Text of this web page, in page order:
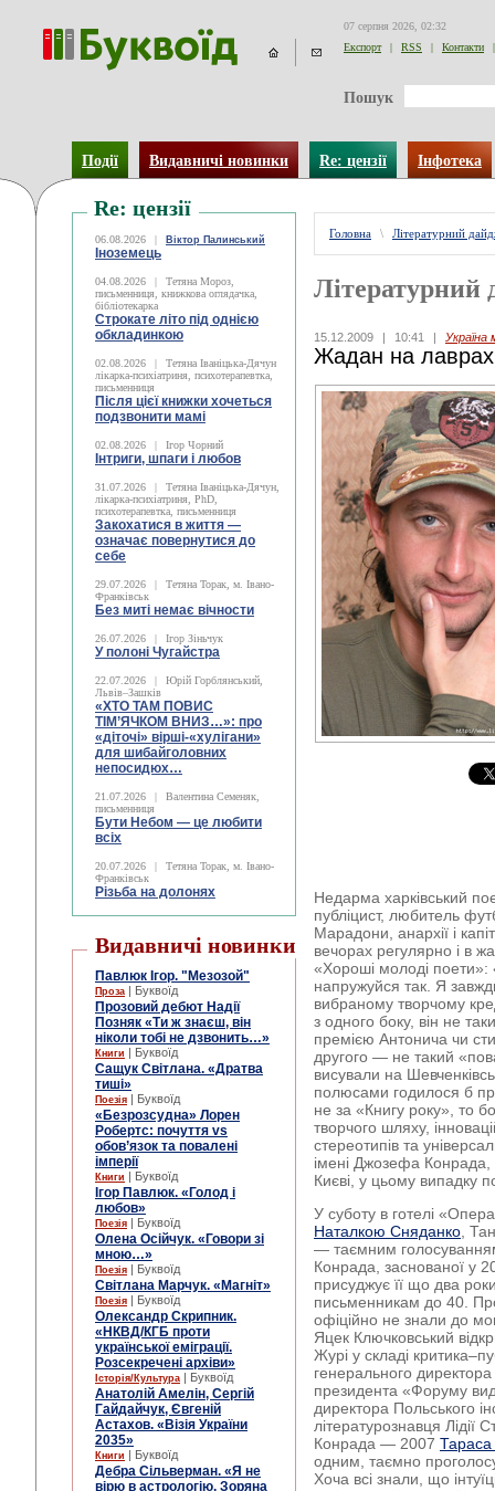
07 серпня 2026, 02:32
Експорт
| RSS | Контакти |
Пошук
Події Видавничі новинки Re: цензії Інфотека
Re: цензії
06.08.2026 | Віктор Палинський
Іноземець
04.08.2026 |
Тетяна Мороз,
письменниця, книжкова оглядачка,
бібліотекарка
Строкате літо під однією
обкладинкою
02.08.2026 |
Тетяна Іваніцька-Дячун
лікарка-психіатриня, психотерапевтка,
письменниця
Після цієї книжки хочеться
подзвонити мамі
02.08.2026 | Ігор Чорний
Інтриги, шпаги і любов
31.07.2026 |
Тетяна Іваніцька-Дячун,
лікарка-психіатриня, PhD,
психотерапевтка, письменниця
Закохатися в життя —
означає повернутися до
себе
29.07.2026 |
Тетяна Торак, м. Івано-
Франківськ
Без миті немає вічности
26.07.2026 | Ігор Зіньчук
У полоні Чугайстра
22.07.2026 |
Юрій Горблянський,
Львів–Зашків
«ХТО ТАМ ПОВИС
ТІМ’ЯЧКОМ ВНИЗ…»: про
«діточі» вірші-«хулігани»
для шибайголовних
непосидюх…
21.07.2026 |
Валентина Семеняк,
письменниця
Бути Небом ― це любити
всіх
20.07.2026 |
Тетяна Торак, м. Івано-
Франківськ
Різьба на долонях
Видавничі новинки
Павлюк Ігор. "Мезозой"
Проза | Буквоїд
Прозовий дебют Надії
Позняк «Ти ж знаєш, він
ніколи тобі не дзвонить…»
Книги | Буквоїд
Сащук Світлана. «Дратва
тиші»
Поезія | Буквоїд
«Безрозсудна» Лорен
Робертс: почуття vs
обов’язок та повалені
імперії
Книги | Буквоїд
Ігор Павлюк. «Голод і
любов»
Поезія | Буквоїд
Олена Осійчук. «Говори зі
мною…»
Поезія | Буквоїд
Світлана Марчук. «Магніт»
Поезія | Буквоїд
Олександр Скрипник.
«НКВД/КГБ проти
української еміграції.
Розсекречені архіви»
Історія/Культура | Буквоїд
Анатолій Амелін, Сергій
Гайдайчук, Євгеній
Астахов. «Візія України
2035»
Книги | Буквоїд
Дебра Сільверман. «Я не
вірю в астрологію. Зоряна
Головна \ Літературний
Літературний
15.12.2009 | 10:41 | Україна
Жадан на лаврах
Недарма харківський
публіцист, любитель
Марадони, анархії і
вечорах регулярно і в
«Хороші молоді
напружуйся так. Я
вибраному творчому
з одного боку, він не
премією Антонича чи
другого — не такий
висували на
полюсами годилося б
не за «Книгу року», то
творчого шляху,
стереотипів та
імені Джозефа Конрада,
Києві, у цьому випадку
У суботу в готелі
Наталкою Сняданко ,
— таємним
Конрада, заснованої у
присуджує її що два
письменникам до 40.
офіційно не знали до
Яцек Ключковський
Журі у складі
генерального
президента «Форуму
директора Польського
літературознавця Лідії
Конрада — 2007 Тараса
одним, таємно
Хоча всі знали, що